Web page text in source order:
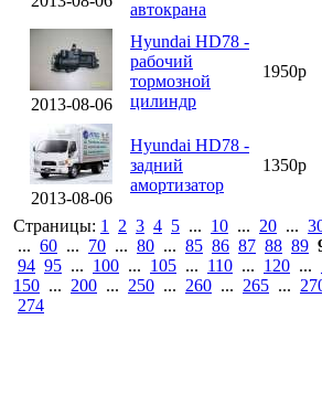
автокрана
2013-08-06
Hyundai HD78 -
рабочий
тормозной
цилиндр
1950р
2013-08-06
Hyundai HD78 -
задний
амортизатор
1350р
Страницы: 1 2 3 4 5 ... 10 ... 20 ...
... 60 ... 70 ... 80 ... 85 86 87 88 89
94 95 ... 100 ... 105 ... 110 ... 120 ...
150 ... 200 ... 250 ... 260 ... 265 ...
274